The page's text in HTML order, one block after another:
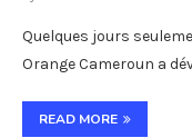
Quelques jours
Orange Cameroun a
READ MORE